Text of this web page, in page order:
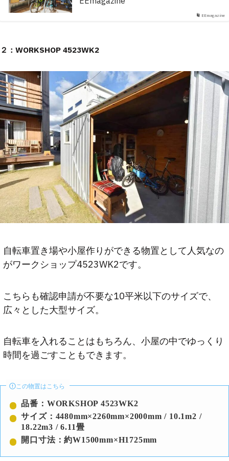
EEmagazine
２：WORKSHOP 4523WK2
自転車置き場や小屋作りができる物置として人気なの
がワークショップ4523WK2です。
こちらも確認申請が不要な10平米以下のサイズで、
広々とした大型サイズ。
自転車を入れることはもちろん、小屋の中でゆっくり
時間を過ごすこともできます。
この物置はこちら
品番：WORKSHOP 4523WK2
サイズ：4480mm×2260mm×2000mm / 10.1m2 /
18.22m3 / 6.11畳
開口寸法：約W1500mm×H1725mm